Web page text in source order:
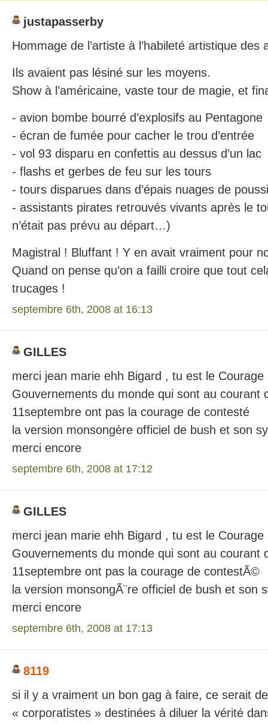
justapasserby
Hommage de l’artiste à l’habileté artistique des
Ils avaient pas lésiné sur les moyens.
Show à l’américaine, vaste tour de magie, et
- avion bombe bourré d’explosifs au Pentagone
- écran de fumée pour cacher le trou d’entrée
- vol 93 disparu en confettis au dessus d’un lac
- flashs et gerbes de feu sur les tours
- tours disparues dans d’épais nuages de
- assistants pirates retrouvés vivants après le
n’était pas prévu au départ…)
Magistral ! Bluffant ! Y en avait vraiment pour
Quand on pense qu’on a failli croire que tout
trucages !
septembre 6th, 2008 at 16:13
GILLES
merci jean marie ehh Bigard , tu est le
Gouvernements du monde qui sont au courant
11septembre ont pas la courage de contesté
la version monsongère officiel de bush et son
merci encore
septembre 6th, 2008 at 17:12
GILLES
merci jean marie ehh Bigard , tu est le Courage
Gouvernements du monde qui sont au courant
11septembre ont pas la courage de contestÃ©
la version monsongÃ¨re officiel de bush et son
merci encore
septembre 6th, 2008 at 17:13
8119
si il y a vraiment un bon gag à faire, ce serait
« corporatistes » destinées à diluer la vérité